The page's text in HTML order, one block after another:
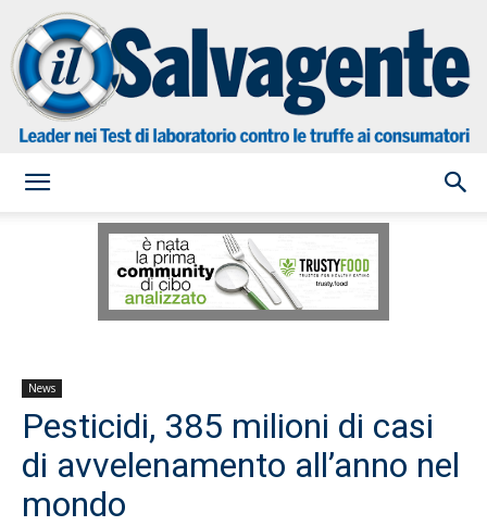
Salvagente
News
Pesticidi, 385 milioni di casi
di avvelenamento all’anno nel
mondo